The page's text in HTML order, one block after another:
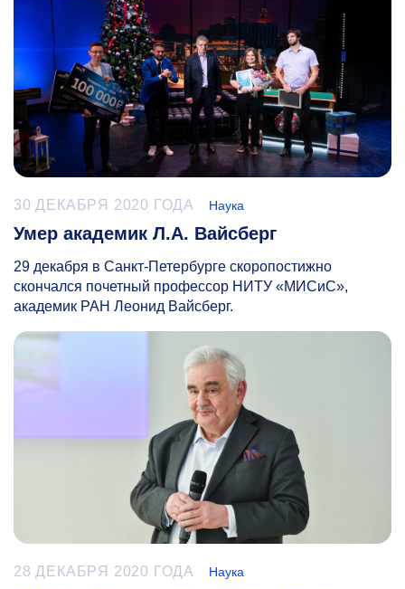
30 ДЕКАБРЯ 2020 ГОДА Наука
Умер академик Л.А. Вайсберг
29 декабря в Санкт-Петербурге скоропостижно
скончался почетный профессор НИТУ «МИСиС»,
академик РАН Леонид Вайсберг.
28 ДЕКАБРЯ 2020 ГОДА Наука